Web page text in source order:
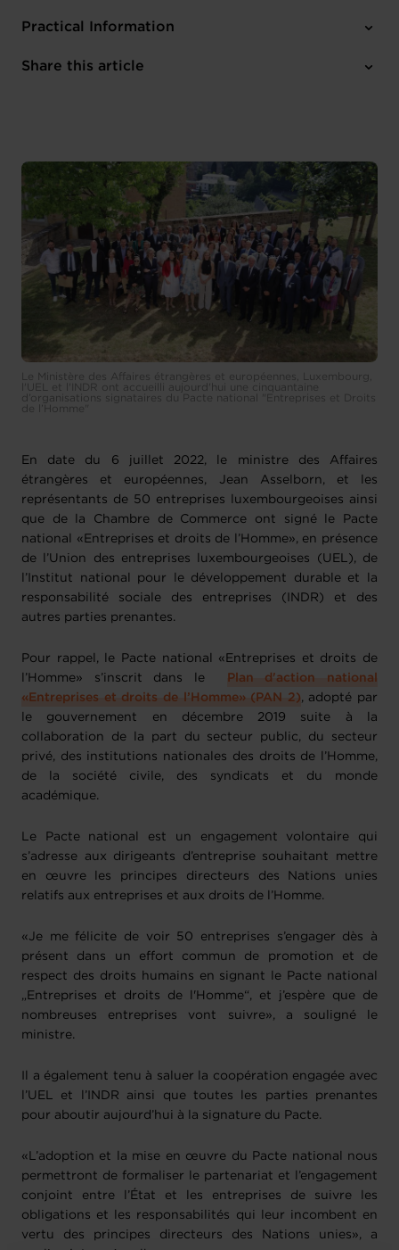
Practical Information
3 attachments
Share this article
Le Ministère des Affaires étrangères et européennes, Luxembourg,
l'UEL et l'INDR ont accueilli aujourd'hui une cinquantaine
d’organisations signataires du Pacte national "Entreprises et Droits
de l’Homme"
En date du 6 juillet 2022, le ministre des Affaires
étrangères et européennes, Jean Asselborn, et les
représentants de 50 entreprises luxembourgeoises ainsi
que de la Chambre de Commerce ont signé le Pacte
national «Entreprises et droits de l’Homme», en présence
de l’Union des entreprises luxembourgeoises (UEL), de
l’Institut national pour le développement durable et la
responsabilité sociale des entreprises (INDR) et des
autres parties prenantes.
Pour rappel, le Pacte national «Entreprises et droits de
l’Homme» s’inscrit dans le
Plan d'action national
«Entreprises et droits de l’Homme» (PAN 2), adopté par
le gouvernement en décembre 2019 suite à la
collaboration de la part du secteur public, du secteur
privé, des institutions nationales des droits de l’Homme,
de la société civile, des syndicats et du monde
académique.
Le Pacte national est un engagement volontaire qui
s’adresse aux dirigeants d’entreprise souhaitant mettre
en œuvre les principes directeurs des Nations unies
relatifs aux entreprises et aux droits de l’Homme.
«Je me félicite de voir 50 entreprises s’engager dès à
présent dans un effort commun de promotion et de
respect des droits humains en signant le Pacte national
„Entreprises et droits de l'Homme“, et j’espère que de
nombreuses entreprises vont suivre», a souligné le
ministre.
Il a également tenu à saluer la coopération engagée avec
l’UEL et l’INDR ainsi que toutes les parties prenantes
pour aboutir aujourd’hui à la signature du Pacte.
«L’adoption et la mise en œuvre du Pacte national nous
permettront de formaliser le partenariat et l’engagement
conjoint entre l’État et les entreprises de suivre les
obligations et les responsabilités qui leur incombent en
vertu des principes directeurs des Nations unies», a